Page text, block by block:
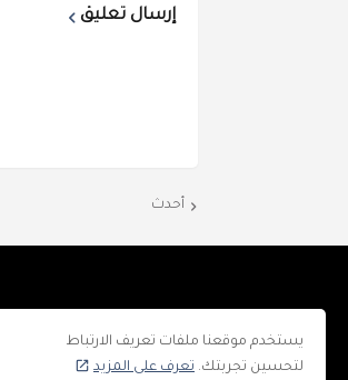
إرسال تعليق
أحدث
يستخدم موقعنا ملفات تعريف الارتباط
لتحسين تجربتك. تعرف على المزيد